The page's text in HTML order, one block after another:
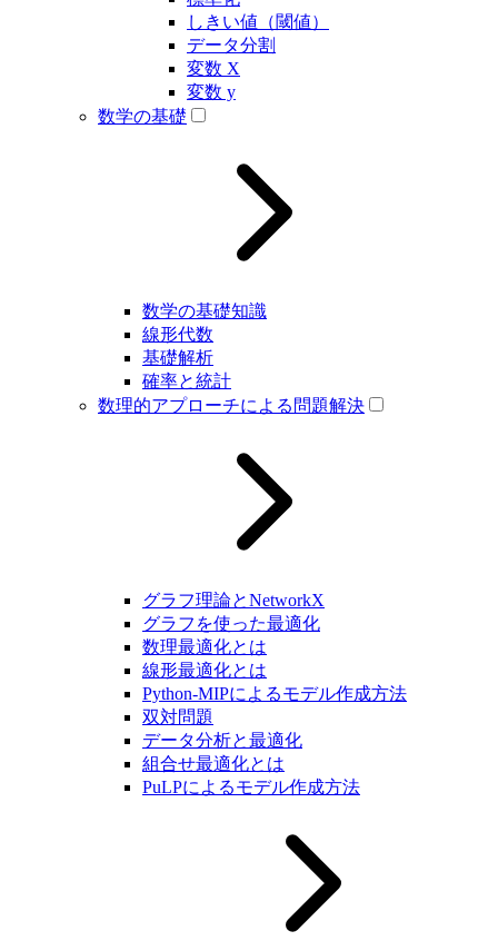
しきい値（閾値）
データ分割
変数 X
変数 y
数学の基礎
数学の基礎知識
線形代数
基礎解析
確率と統計
数理的アプローチによる問題解決
グラフ理論とNetworkX
グラフを使った最適化
数理最適化とは
線形最適化とは
Python-MIPによるモデル作成方法
双対問題
データ分析と最適化
組合せ最適化とは
PuLPによるモデル作成方法